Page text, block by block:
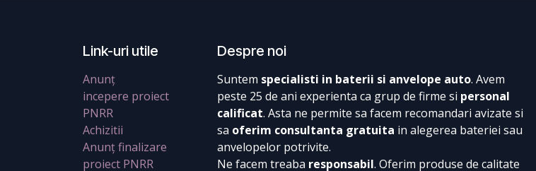
Link-uri utile
Anunț
incepere proiect
PNRR
Achizitii
Anunț finalizare
proiect PNRR
Despre noi
Suntem specialisti in baterii si anvelope auto. Avem
peste 25 de ani experienta ca grup de firme si personal
calificat. Asta ne permite sa facem recomandari avizate si
sa oferim consultanta gratuita in alegerea bateriei sau
anvelopelor potrivite.
Ne facem treaba responsabil. Oferim produse de calitate